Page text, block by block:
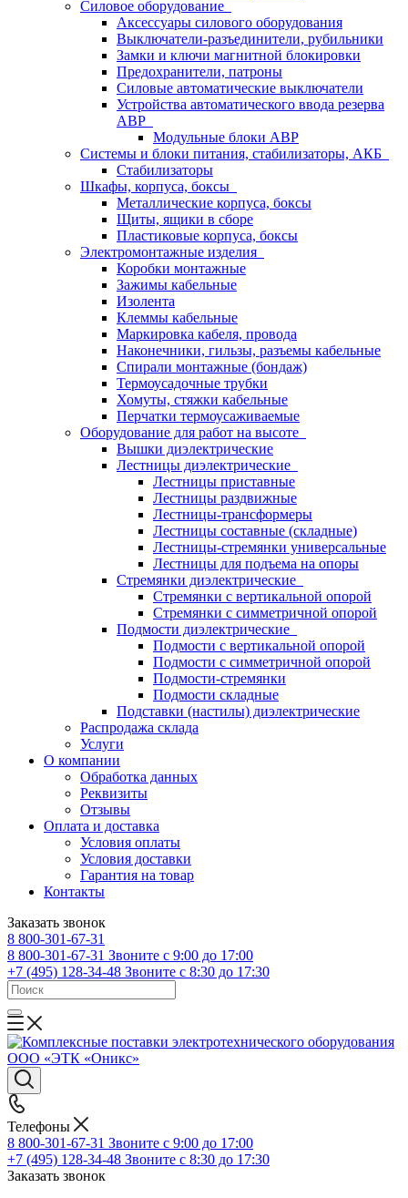
Силовое оборудование
Аксессуары силового оборудования
Выключатели-разъединители, рубильники
Замки и ключи магнитной блокировки
Предохранители, патроны
Силовые автоматические выключатели
Устройства автоматического ввода резерва
АВР
Модульные блоки АВР
Системы и блоки питания, стабилизаторы, АКБ
Стабилизаторы
Шкафы, корпуса, боксы
Металлические корпуса, боксы
Щиты, ящики в сборе
Пластиковые корпуса, боксы
Электромонтажные изделия
Коробки монтажные
Зажимы кабельные
Изолента
Клеммы кабельные
Маркировка кабеля, провода
Наконечники, гильзы, разъемы кабельные
Спирали монтажные (бондаж)
Термоусадочные трубки
Хомуты, стяжки кабельные
Перчатки термоусаживаемые
Оборудование для работ на высоте
Вышки диэлектрические
Лестницы диэлектрические
Лестницы приставные
Лестницы раздвижные
Лестницы-трансформеры
Лестницы составные (складные)
Лестницы-стремянки универсальные
Лестницы для подъема на опоры
Стремянки диэлектрические
Стремянки с вертикальной опорой
Стремянки с симметричной опорой
Подмости диэлектрические
Подмости с вертикальной опорой
Подмости с симметричной опорой
Подмости-стремянки
Подмости складные
Подставки (настилы) диэлектрические
Распродажа склада
Услуги
О компании
Обработка данных
Реквизиты
Отзывы
Оплата и доставка
Условия оплаты
Условия доставки
Гарантия на товар
Контакты
Заказать звонок
8 800-301-67-31
8 800-301-67-31 Звоните с 9:00 до 17:00
+7 (495) 128-34-48 Звоните с 8:30 до 17:30
Телефоны
8 800-301-67-31 Звоните с 9:00 до 17:00
+7 (495) 128-34-48 Звоните с 8:30 до 17:30
Заказать звонок